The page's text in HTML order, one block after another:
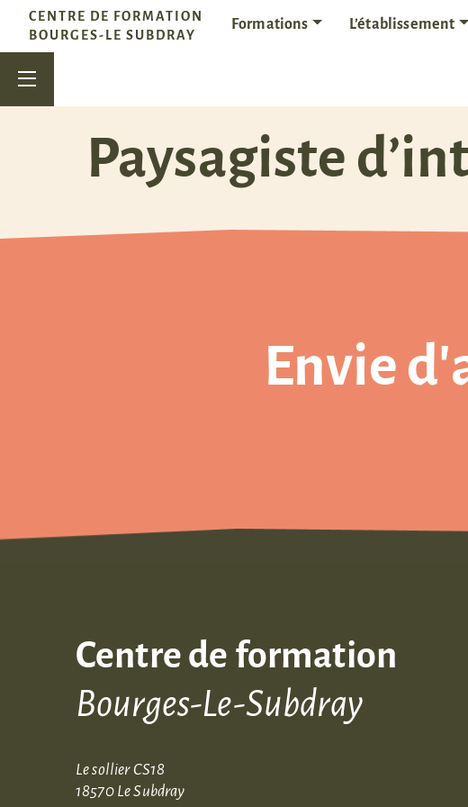
Passer au contenu
Navigation principale
CENTRE DE FORMATION
BOURGES-LE SUBDRAY
Formations L’établissement
Paysagiste
Envie
Centre de formation
Bourges-Le-Subdray
Le sollier CS18
18570 Le Subdray